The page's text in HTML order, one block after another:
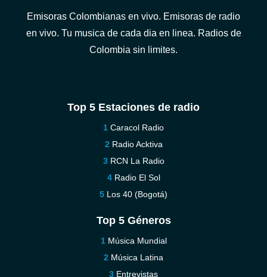
Emisoras Colombianas en vivo. Emisoras de radio
en vivo. Tu musica de cada dia en linea. Radios de
Colombia sin limites.
Top 5 Estaciones de radio
Caracol Radio
Radio Acktiva
RCN La Radio
Radio El Sol
Los 40 (Bogotá)
Top 5 Géneros
Música Mundial
Música Latina
Entrevistas